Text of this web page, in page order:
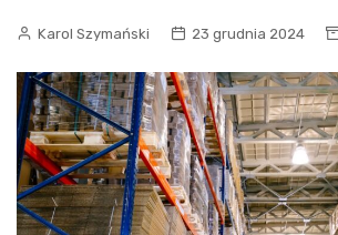
Karol Szymański 23 grudnia 2024